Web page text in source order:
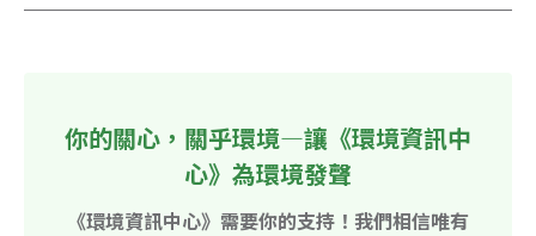
你的關心，關乎環境—讓《環境資訊中
心》為環境發聲
《環境資訊中心》需要你的支持！我們相信唯有